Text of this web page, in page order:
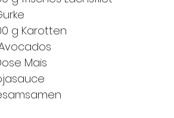
g Karotten
Mais